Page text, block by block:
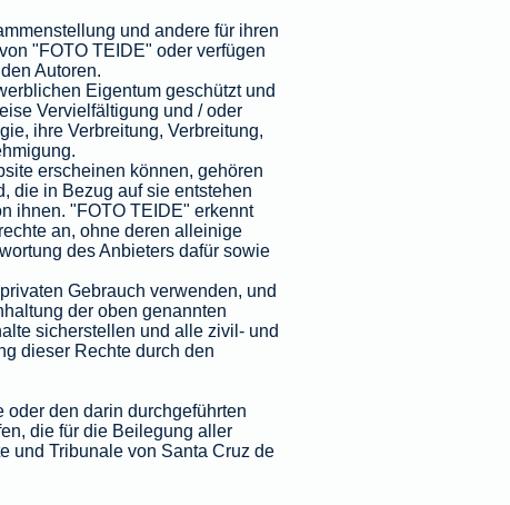
und andere für ihren
"FOTO TEIDE" oder verfügen
Autoren.
Eigentum geschützt und
Vervielfältigung und / oder
ihre Verbreitung, Verbreitung,
erscheinen können, gehören
die in Bezug auf sie entstehen
ihnen. "FOTO TEIDE" erkennt
an, ohne deren alleinige
des Anbieters dafür sowie
Gebrauch verwenden, und
der oben genannten
sicherstellen und alle zivil- und
dieser Rechte durch den
den darin durchgeführten
die für die Beilegung aller
und Tribunale von Santa Cruz de